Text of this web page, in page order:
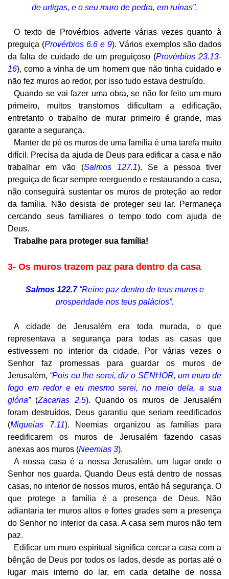
de urtigas, e o seu muro de pedra, em ruínas”.
O texto de Provérbios adverte várias vezes quanto à
preguiça (Provérbios 6.6 e 9). Vários exemplos são dados
da falta de cuidado de um preguiçoso (Provérbios 23.13-
16), como a vinha de um homem que não tinha cuidado e
não fez muros ao redor, por isso tudo estava destruído.
Quando se vai fazer uma obra, se não for feito um muro
primeiro, muitos transtornos dificultam a edificação,
entretanto o trabalho de murar primeiro é grande, mas
garante a segurança.
Manter de pé os muros de uma família é uma tarefa muito
difícil. Precisa da ajuda de Deus para edificar a casa e não
trabalhar em vão (Salmos 127.1). Se a pessoa tiver
preguiça de ficar sempre reerguendo e restaurando a casa,
não conseguirá sustentar os muros de proteção ao redor
da família. Não desista de proteger seu lar. Permaneça
cercando seus familiares o tempo todo com ajuda de
Deus.
Trabalhe para proteger sua família!
3- Os muros trazem paz para dentro da casa
Salmos 122.7 “Reine paz dentro de teus muros e
prosperidade nos teus palácios”.
A cidade de Jerusalém era toda murada, o que
representava a segurança para todas as casas que
estivessem no interior da cidade. Por várias vezes o
Senhor faz promessas para guardar os muros de
Jerusalém, “Pois eu lhe serei, diz o SENHOR, um muro de
fogo em redor e eu mesmo serei, no meio dela, a sua
glória”(Zacarias 2.5). Quando os muros de Jerusalém
foram destruídos, Deus garantiu que seriam reedificados
(Miqueias 7.11). Neemias organizou as famílias para
reedificarem os muros de Jerusalém fazendo casas
anexas aos muros (Neemias 3).
A nossa casa é a nossa Jerusalém, um lugar onde o
Senhor nos guarda. Quando Deus está dentro de nossas
casas, no interior de nossos muros, então há segurança. O
que protege a família é a presença de Deus. Não
adiantaria ter muros altos e fortes grades sem a presença
do Senhor no interior da casa. A casa sem muros não tem
paz.
Edificar um muro espiritual significa cercar a casa com a
bênção de Deus por todos os lados, desde as portas até o
lugar mais interno do lar, em cada detalhe de nossa